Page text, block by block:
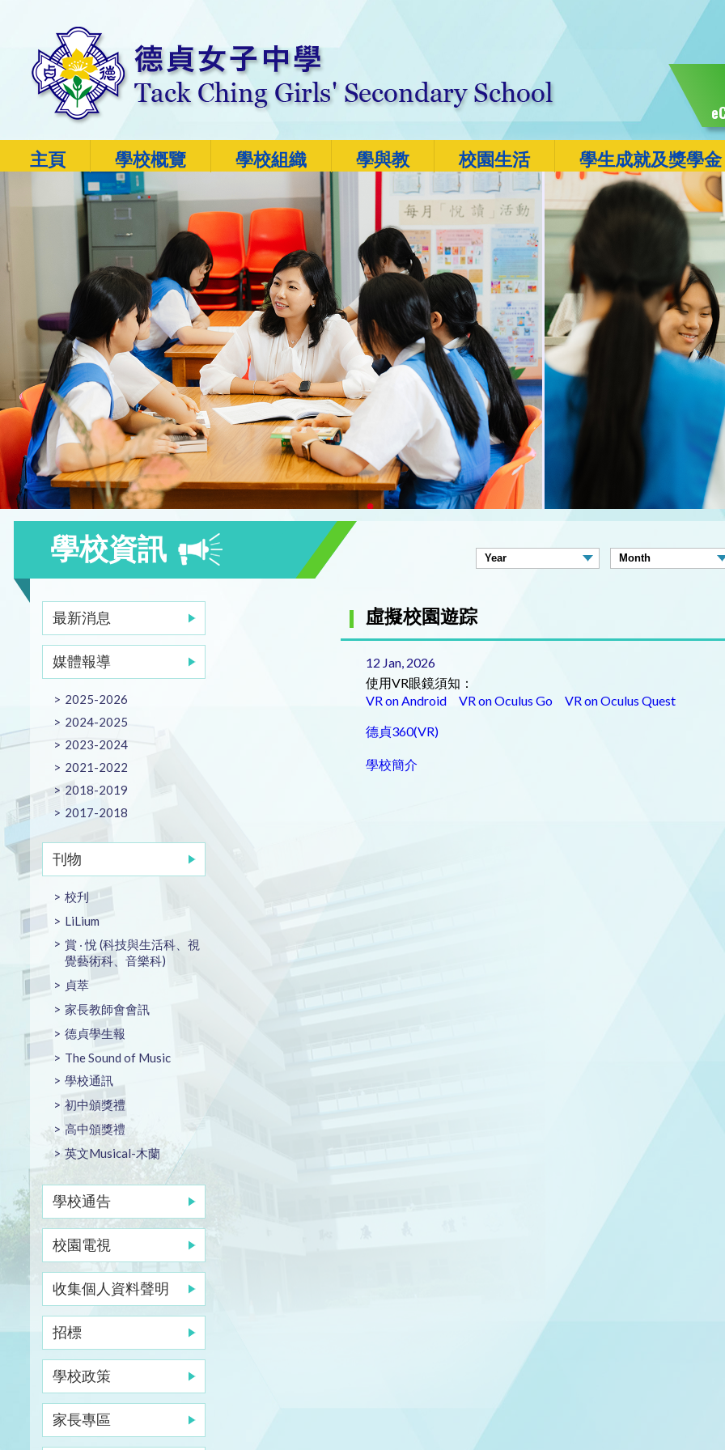
主頁 學校概覽 學校組織 學與教 校園生活 學生成就及獎學金
學校資訊
最新消息
媒體報導
2025-2026
2024-2025
2023-2024
2021-2022
2018-2019
2017-2018
刊物
校刋
LiLium
賞 ‧ 悅 (科技與生活科、視
覺藝術科、音樂科)
貞萃
家長教師會會訊
德貞學生報
The Sound of Music
學校通訊
初中頒獎禮
高中頒獎禮
英文Musical-木蘭
學校通告
校園電視
收集個人資料聲明
招標
學校政策
家長專區
虛擬校園遊踪
12 Jan, 2026
使用VR眼鏡須知：
VR on Android
VR on Oculus Go
VR on Oculus Quest
德貞360(VR)
學校簡介